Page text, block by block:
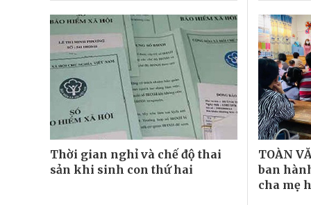
Thời gian nghỉ và chế độ thai
sản khi sinh con thứ hai
TOÀN
ban
cha mẹ